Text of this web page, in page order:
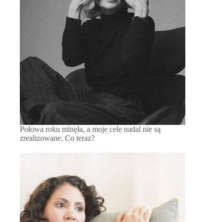
Połowa roku minęła, a moje cele nadal nie są
zrealizowane. Co teraz?